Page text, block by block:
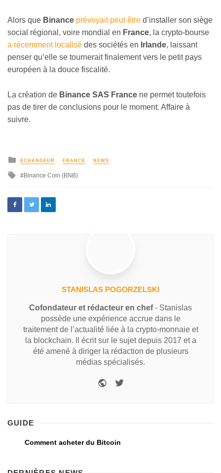
Alors que Binance prévoyait peut être d’installer son siège
social régional, voire mondial en France, la crypto-bourse
a récemment localisé des sociétés en Irlande, laissant
penser qu’elle se tournerait finalement vers le petit pays
européen à la douce fiscalité.
La création de Binance SAS France ne permet toutefois
pas de tirer de conclusions pour le moment. Affaire à
suivre.
ECHANGEUR FRANCE NEWS
Binance Coin (BNB)
STANISLAS POGORZELSKI
Cofondateur et rédacteur en chef- Stanislas
possède une expérience accrue dans le
traitement de l’actualité liée à la crypto-monnaie et
la blockchain. Il écrit sur le sujet depuis 2017 et a
été amené à diriger la rédaction de plusieurs
médias spécialisés.
GUIDE
Comment acheter du Bitcoin